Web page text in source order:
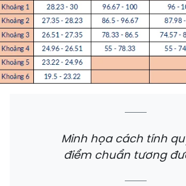
Minh họa cách tính
điểm chuẩn tương